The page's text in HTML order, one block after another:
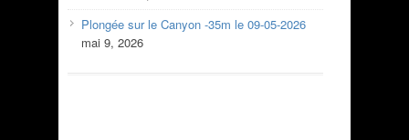
Plongée sur le Canyon -35m le 09-05-2026
mai 9, 2026